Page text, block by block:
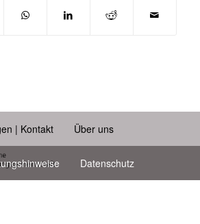
| Kontakt Über uns
Datenschutz